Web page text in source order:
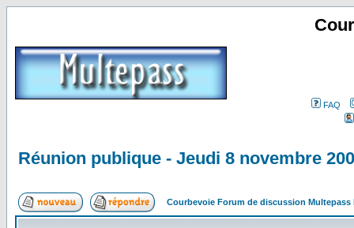
FAQ
Réunion publique - Jeudi 8 novembre
Courbevoie Forum de discussion Multepass